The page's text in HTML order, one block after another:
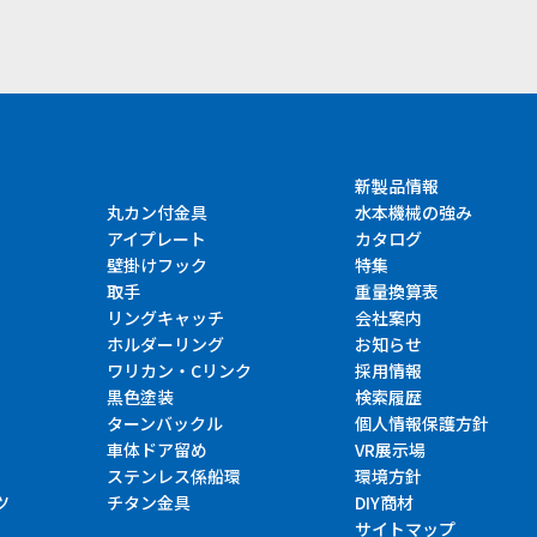
丸カン付金具
アイプレート
壁掛けフック
取手
リングキャッチ
ホルダーリング
ワリカン・Cリンク
黒色塗装
ターンバックル
車体ドア留め
ステンレス係船環
チタン金具
新製品情報
水本機械の強み
カタログ
特集
重量換算表
会社案内
お知らせ
採用情報
検索履歴
個人情報保護方針
VR展示場
環境方針
DIY商材
サイトマップ